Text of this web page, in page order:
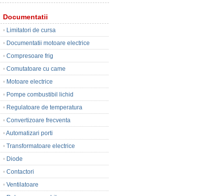
Documentatii
• Limitatori de cursa
• Documentatii motoare electrice
• Compresoare frig
• Comutatoare cu came
• Motoare electrice
• Pompe combustibil lichid
• Regulatoare de temperatura
• Convertizoare frecventa
•Automatizari porti
• Transformatoare electrice
• Diode
• Contactori
• Ventilatoare